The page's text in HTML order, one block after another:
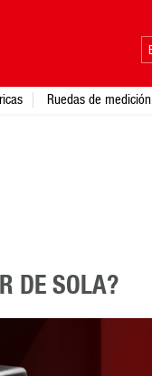
DE SOLA?
Ruedas de medición